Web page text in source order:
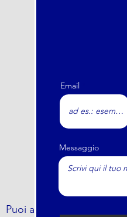
Puoi anche trovarci al
Email
Messaggio